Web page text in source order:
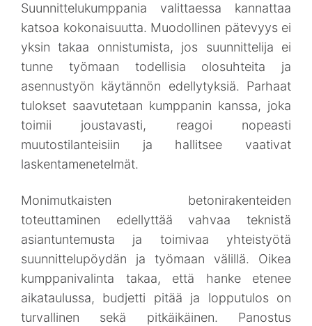
Suunnittelukumppania valittaessa kannattaa
katsoa kokonaisuutta. Muodollinen pätevyys ei
yksin takaa onnistumista, jos suunnittelija ei
tunne työmaan todellisia olosuhteita ja
asennustyön käytännön edellytyksiä. Parhaat
tulokset saavutetaan kumppanin kanssa, joka
toimii joustavasti, reagoi nopeasti
muutostilanteisiin ja hallitsee vaativat
laskentamenetelmät.
Monimutkaisten betonirakenteiden
toteuttaminen edellyttää vahvaa teknistä
asiantuntemusta ja toimivaa yhteistyötä
suunnittelupöydän ja työmaan välillä. Oikea
kumppanivalinta takaa, että hanke etenee
aikataulussa, budjetti pitää ja lopputulos on
turvallinen sekä pitkäikäinen. Panostus